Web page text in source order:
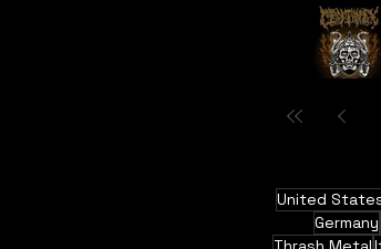
United
Germany